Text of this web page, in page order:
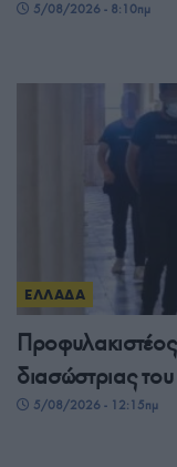
5/08/2026 - 8:10πμ
ΕΛΛΑΔΑ
διασώστριας
5/08/2026 - 12:15πμ